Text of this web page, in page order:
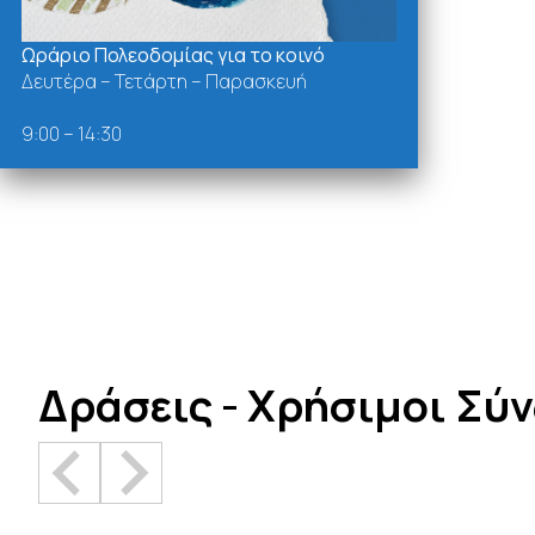
Δράσεις - Χρήσιμοι
Ωράριο Πολεοδομίας για το κοινό
Δευτέρα – Τετάρτη – Παρασκευή
9:00 – 14:30